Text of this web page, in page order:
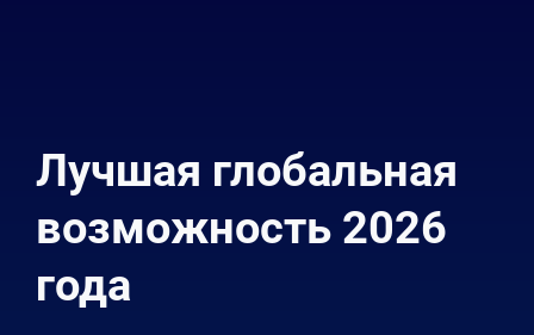
Лучшая глобальная
возможность 2026
года